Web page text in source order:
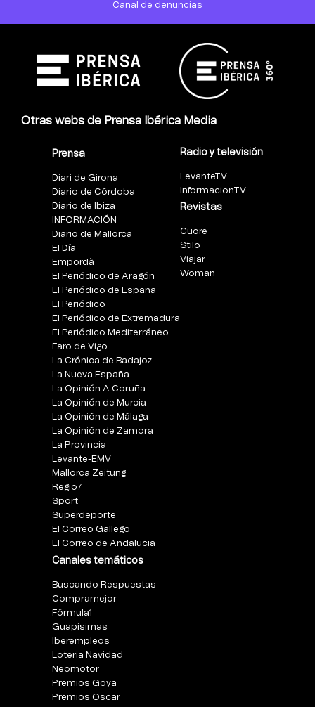
Canal de denuncias
Otras webs de Prensa Ibérica Media
Prensa
Diari de Girona
Diario de Córdoba
Diario de Ibiza
INFORMACIÓN
Diario de Mallorca
El Día
Empordà
El Periódico de Aragón
El Periódico de España
El Periódico
El Periódico de Extremadura
El Periódico Mediterráneo
Faro de Vigo
La Crónica de Badajoz
La Nueva España
La Opinión A Coruña
La Opinión de Murcia
La Opinión de Málaga
La Opinión de Zamora
La Provincia
Levante-EMV
Mallorca Zeitung
Regio7
Sport
Superdeporte
El Correo Gallego
El Correo de Andalucia
Canales temáticos
Buscando Respuestas
Compramejor
Fórmula1
Guapisimas
Iberempleos
Loteria Navidad
Neomotor
Premios Goya
Premios Oscar
Radio y televisión
LevanteTV
InformacionTV
Revistas
Cuore
Stilo
Viajar
Woman